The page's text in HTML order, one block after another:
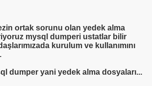
ortak sorunu olan yedek alma
mysql dumperi ustatlar bilir
kurulum ve kullanımını
dumper yani yedek alma dosyaları...